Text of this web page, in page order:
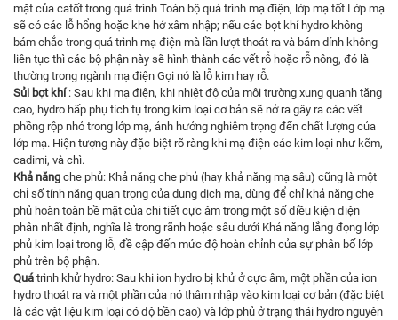
mặt của catốt trong quá trình Toàn bộ quá trình mạ điện, lớp mạ tốt Lớp mạ
sẽ có các lỗ hổng hoặc khe hở xâm nhập; nếu các bọt khí hydro không
bám chắc trong quá trình mạ điện mà lần lượt thoát ra và bám dính không
liên tục thì các bộ phận này sẽ hình thành các vết rỗ hoặc rỗ nông, đó là
thường trong ngành mạ điện Gọi nó là lỗ kim hay rỗ.
Sủi bọt khí: Sau khi mạ điện, khi nhiệt độ của môi trường xung quanh tăng
cao, hydro hấp phụ tích tụ trong kim loại cơ bản sẽ nở ra gây ra các vết
phồng rộp nhỏ trong lớp mạ, ảnh hưởng nghiêm trọng đến chất lượng của
lớp mạ. Hiện tượng này đặc biệt rõ ràng khi mạ điện các kim loại như kẽm,
cadimi, và chì.
Khả năng che phủ: Khả năng che phủ (hay khả năng mạ sâu) cũng là một
chỉ số tính năng quan trọng của dung dịch mạ, dùng để chỉ khả năng che
phủ hoàn toàn bề mặt của chi tiết cực âm trong một số điều kiện điện
phân nhất định, nghĩa là trong rãnh hoặc sâu dưới Khả năng lắng đọng lớp
phủ kim loại trong lỗ, đề cập đến mức độ hoàn chỉnh của sự phân bố lớp
phủ trên bộ phận.
Quá trình khử hydro: Sau khi ion hydro bị khử ở cực âm, một phần của ion
hydro thoát ra và một phần của nó thâm nhập vào kim loại cơ bản (đặc biệt
là các vật liệu kim loại có độ bền cao) và lớp phủ ở trạng thái hydro nguyên